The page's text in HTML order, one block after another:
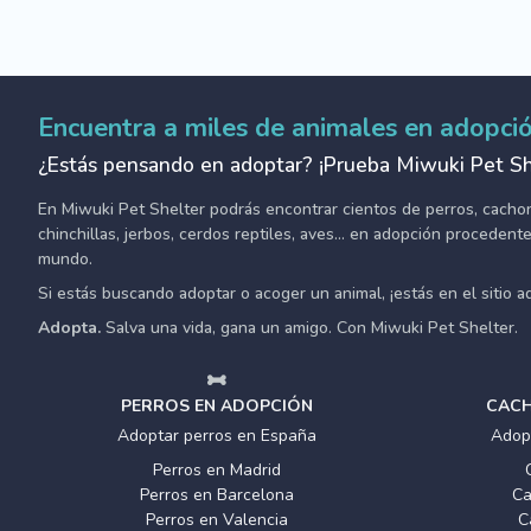
Encuentra a miles de animales en
¿Estás pensando en adoptar? ¡Prueba Miwuki Pet
En Miwuki Pet Shelter podrás encontrar cientos de perros,
chinchillas, jerbos, cerdos reptiles, aves... en adopción
mundo.
Si estás buscando adoptar o acoger un animal, ¡estás en el sitio
Adopta. Salva una vida, gana un amigo. Con Miwuki Pet Shelter.
PERROS EN ADOPCIÓN
Adoptar perros en España
Perros en Madrid
Perros en Barcelona
Perros en Valencia